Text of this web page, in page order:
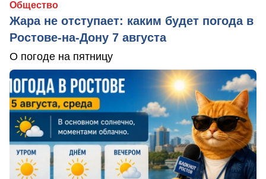
Общество
Жара не отступает: каким будет погода в
Ростове-на-Дону 7 августа
О погоде на пятницу